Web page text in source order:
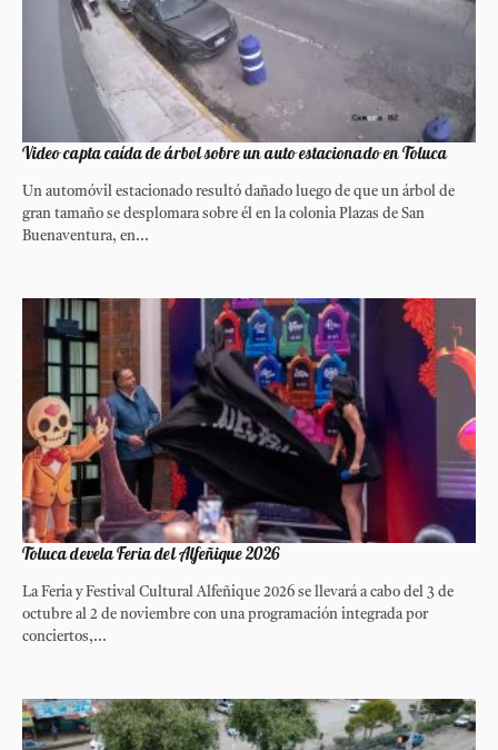
Video capta caída de árbol sobre un auto estacionado en Toluca
Un automóvil estacionado resultó dañado luego de que un árbol de
gran tamaño se desplomara sobre él en la colonia Plazas de San
Buenaventura, en...
Toluca devela Feria del Alfeñique 2026
La Feria y Festival Cultural Alfeñique 2026 se llevará a cabo del 3 de
octubre al 2 de noviembre con una programación integrada por
conciertos,...